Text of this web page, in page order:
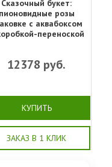
Сказочный букет:
пионовидные розы
с аквабоксом
переноской
12378 руб.
КУПИТЬ
ЗАКАЗ В 1 КЛИК